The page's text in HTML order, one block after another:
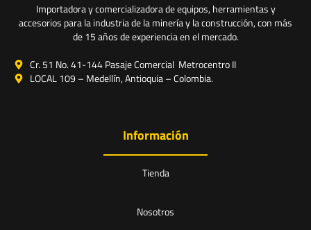
Importadora y comercializadora de equipos, herramientas y
accesorios para la industria de la minería y la construcción, con más
de 15 años de experiencia en el mercado.
Cr. 51 No. 41-144 Pasaje Comercial Metrocentro II
LOCAL 109 – Medellín, Antioquia – Colombia.
Información
Tienda
Nosotros